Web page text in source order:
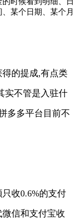
某个日期、某个月
的提成,有点类
实不管是入驻什
多多平台目前不
收0.6%的支付
信和支付宝收